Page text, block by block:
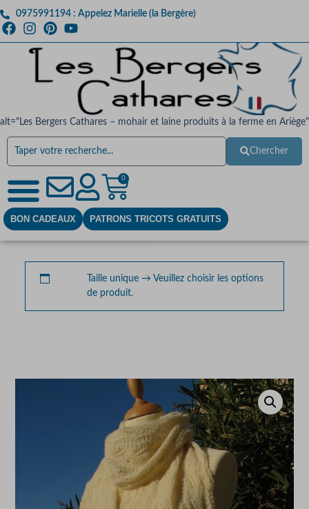
0975991194 : Appelez Marielle (la Bergère)
alt="Les Bergers Cathares – mohair et laine produits à la ferme en Ariège"
Chercher
0
BON CADEAUX PATRONS TRICOTS GRATUITS
Taille unique→ Veuillez choisir les options
de produit.